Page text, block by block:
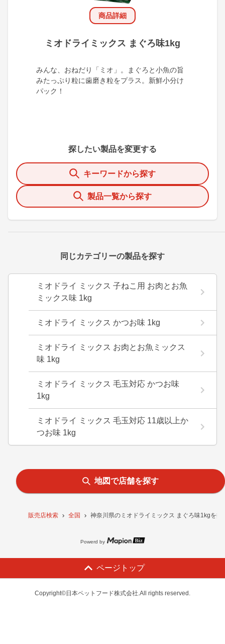
販売店検索 全国 神奈川県のミオドライミックス まぐろ味1kgを扱
商品詳細
ミオドライミックス まぐろ味1kg
みんな、おねだり「ミオ」。まぐろと小魚の旨
みたっぷり粒に歯磨き粒をプラス。新鮮小分け
パック！
探したい製品を変更する
キーワードから探す
製品一覧から探す
同じカテゴリーの製品を探す
ミオドライ ミックス 子ねこ用 お肉とお魚
ミックス味 1kg
ミオドライ ミックス かつお味 1kg
ミオドライ ミックス お肉とお魚ミックス
味 1kg
ミオドライ ミックス 毛玉対応 かつお味
1kg
ミオドライ ミックス 毛玉対応 11歳以上か
つお味 1kg
地図で店舗を探す
Powerd by
ページトップ
Copyright©日本ペットフード株式会社.All rights reserved.